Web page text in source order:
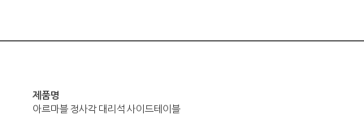
제품명
아르마블 정사각 대리석 사이드테이블